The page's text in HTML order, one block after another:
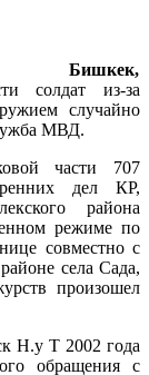
Бишкек,
солдат из-за
случайно
МВД.
части 707
дел КР,
района
режиме по
совместно с
села Сада,
произошел
Н.у Т 2002 года
обращения с